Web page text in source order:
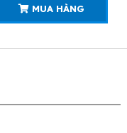
MUA HÀNG